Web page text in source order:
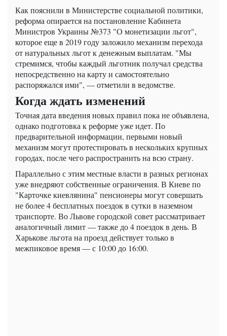
Как пояснили в Министерстве социальной политики,
реформа опирается на постановление Кабинета
Министров Украины №373 "О монетизации льгот",
которое еще в 2019 году заложило механизм перехода
от натуральных льгот к денежным выплатам. "Мы
стремимся, чтобы каждый льготник получал средства
непосредственно на карту и самостоятельно
распоряжался ими", — отметили в ведомстве.
Когда ждать изменений
Точная дата введения новых правил пока не объявлена,
однако подготовка к реформе уже идет. По
предварительной информации, первыми новый
механизм могут протестировать в нескольких крупных
городах, после чего распространить на всю страну.
Параллельно с этим местные власти в разных регионах
уже внедряют собственные ограничения. В Киеве по
"Карточке киевлянина" пенсионеры могут совершать
не более 4 бесплатных поездок в сутки в наземном
транспорте. Во Львове городской совет рассматривает
аналогичный лимит — также до 4 поездок в день. В
Харькове льгота на проезд действует только в
межпиковое время — с 10:00 до 16:00.